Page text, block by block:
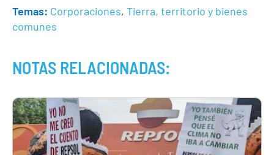
Temas: Corporaciones, Tierra, territorio y bienes
comunes
NOTAS RELACIONADAS: